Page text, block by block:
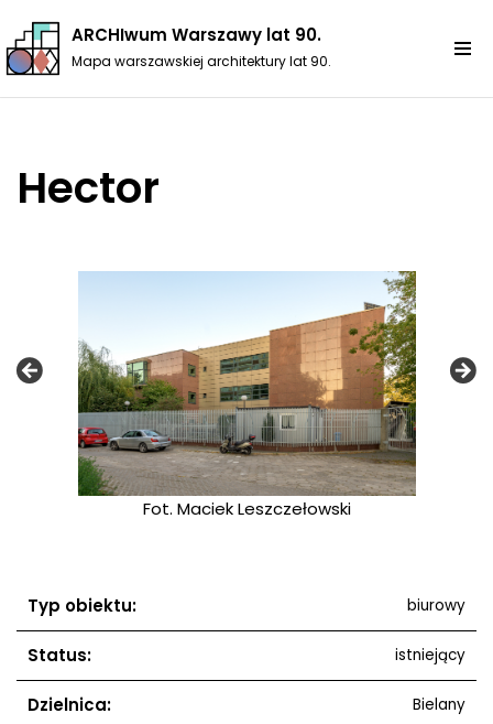
Przejdź
ARCHIwum Warszawy lat 90.
Mapa warszawskiej architektury lat 90.
Hector
Fot. Maciek Leszczełowski
Typ obiektu: biurowy
Status: istniejący
Dzielnica: Bielany